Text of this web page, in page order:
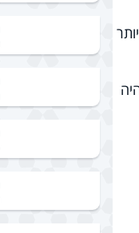
יותר
עד כה נץ החמה היה בסביבות השעה 6:50, והיה